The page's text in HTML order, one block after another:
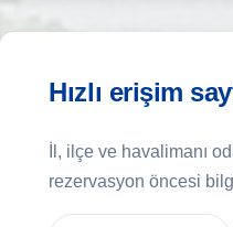
Hızlı erişim
İl, ilçe ve havalimanı
rezervasyon öncesi